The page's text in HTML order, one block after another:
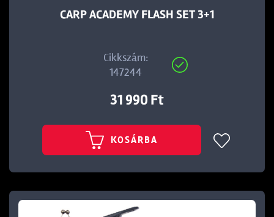
CARP ACADEMY FLASH SET 3+1
Cikkszám:
147244
31 990 Ft
KOSÁRBA